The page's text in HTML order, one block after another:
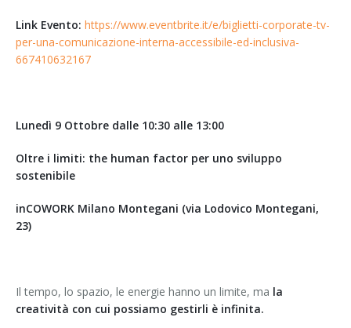
Link Evento: https://www.eventbrite.it/e/biglietti-corporate-tv-
per-una-comunicazione-interna-accessibile-ed-inclusiva-
667410632167
Lunedì 9 Ottobre dalle 10:30 alle 13:00
Oltre i limiti: the human factor per uno sviluppo
sostenibile
inCOWORK Milano Montegani (via Lodovico Montegani,
23)
Il tempo, lo spazio, le energie hanno un limite, ma la
creatività con cui possiamo gestirli è infinita.